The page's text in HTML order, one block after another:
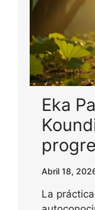
Eka
Abril 18,
La